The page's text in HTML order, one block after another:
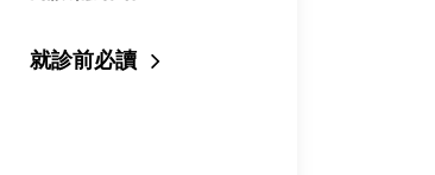
就診前必讀